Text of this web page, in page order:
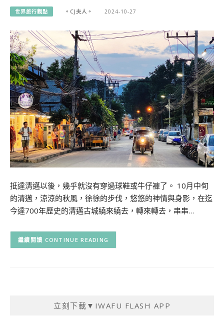
世界旅行觀點 。CJ夫人。 2024-10-27
抵達清邁以後，幾乎就沒有穿過球鞋或牛仔褲了。 10月中旬
的清邁，涼涼的秋風，徐徐的步伐，悠悠的神情與身影，在迄
今達700年歷史的清邁古城繞來繞去，轉來轉去，串串…
CONTINUE READING
立刻下載▼IWAFU FLASH APP